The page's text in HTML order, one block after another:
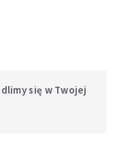
się w Twojej